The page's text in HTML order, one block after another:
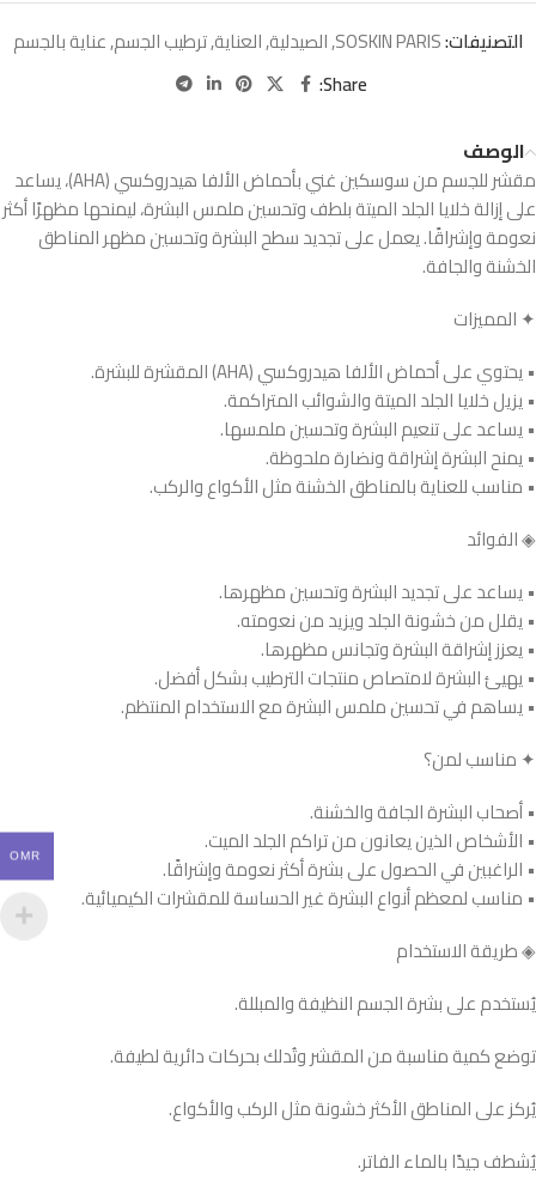
التصنيفات:SOSKIN PARIS
,الصيدلية,العناية,ترطيب الجسم,عناية بالجسم
Share:
الوصف
مقشر للجسم من سوسكين غني بأحماض الألفا هيدروكسي (AHA)، يساعد
على إزالة خلايا الجلد الميتة بلطف وتحسين ملمس البشرة، ليمنحها مظهرًا أكثر
نعومة وإشراقًا. يعمل على تجديد سطح البشرة وتحسين مظهر المناطق
الخشنة والجافة.
✦ المميزات
• يحتوي على أحماض الألفا هيدروكسي (AHA) المقشرة للبشرة.
• يزيل خلايا الجلد الميتة والشوائب المتراكمة.
• يساعد على تنعيم البشرة وتحسين ملمسها.
• يمنح البشرة إشراقة ونضارة ملحوظة.
• مناسب للعناية بالمناطق الخشنة مثل الأكواع والركب.
◈ الفوائد
• يساعد على تجديد البشرة وتحسين مظهرها.
• يقلل من خشونة الجلد ويزيد من نعومته.
• يعزز إشراقة البشرة وتجانس مظهرها.
• يهيئ البشرة لامتصاص منتجات الترطيب بشكل أفضل.
• يساهم في تحسين ملمس البشرة مع الاستخدام المنتظم.
✦ مناسب لمن؟
• أصحاب البشرة الجافة والخشنة.
• الأشخاص الذين يعانون من تراكم الجلد الميت.
• الراغبين في الحصول على بشرة أكثر نعومة وإشراقًا.
• مناسب لمعظم أنواع البشرة غير الحساسة للمقشرات الكيميائية.
◈ طريقة الاستخدام
يُستخدم على بشرة الجسم النظيفة والمبللة.
توضع كمية مناسبة من المقشر وتُدلك بحركات دائرية لطيفة.
يُركز على المناطق الأكثر خشونة مثل الركب والأكواع.
يُشطف جيدًا بالماء الفاتر.
OMR